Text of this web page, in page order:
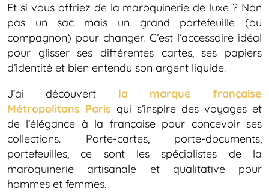
Et si vous offriez de la maroquinerie de luxe ? Non
pas un sac mais un grand portefeuille (ou
compagnon) pour changer. C’est l’accessoire idéal
pour glisser ses différentes cartes, ses papiers
d’identité et bien entendu son argent liquide.
J’ai découvert la marque française
Métropolitans Paris qui s’inspire des voyages et
de l’élégance à la française pour concevoir ses
collections. Porte-cartes, porte-documents,
portefeuilles, ce sont les spécialistes de la
maroquinerie artisanale et qualitative pour
hommes et femmes.